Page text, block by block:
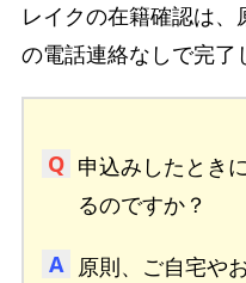
まとめ
レイクの在籍確認は
の電話連絡なしで完了
申込みしたとき
るのですか？
原則、ご自宅や